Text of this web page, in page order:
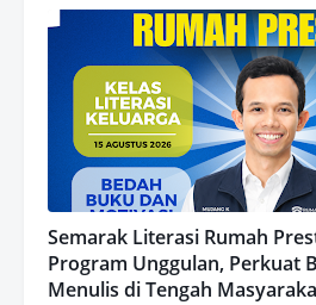
Semarak Literasi Rumah
Program Unggulan, Perkuat
Menulis di Tengah